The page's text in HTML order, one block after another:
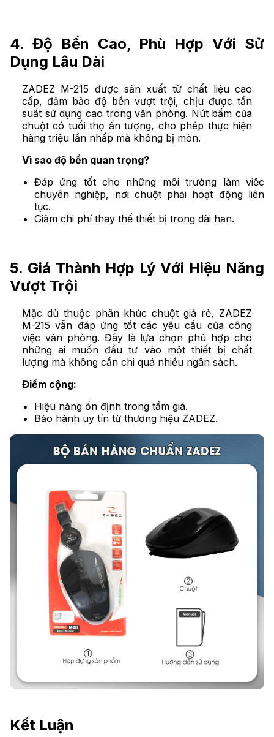
4. Độ Bền Cao, Phù Hợp Với Sử
Dụng Lâu Dài
ZADEZ M-215 được sản xuất từ chất liệu cao
cấp, đảm bảo độ bền vượt trội, chịu được tần
suất sử dụng cao trong văn phòng. Nút bấm của
chuột có tuổi thọ ấn tượng, cho phép thực hiện
hàng triệu lần nhấp mà không bị mòn.
Vì sao độ bền quan trọng?
Đáp ứng tốt cho những môi trường làm việc
chuyên nghiệp, nơi chuột phải hoạt động liên
tục.
Giảm chi phí thay thế thiết bị trong dài hạn.
5. Giá Thành Hợp Lý Với Hiệu Năng
Vượt Trội
Mặc dù thuộc phân khúc chuột giá rẻ, ZADEZ
M-215 vẫn đáp ứng tốt các yêu cầu của công
việc văn phòng. Đây là lựa chọn phù hợp cho
những ai muốn đầu tư vào một thiết bị chất
lượng mà không cần chi quá nhiều ngân sách.
Điểm cộng:
Hiệu năng ổn định trong tầm giá.
Bảo hành uy tín từ thương hiệu ZADEZ.
Kết Luận